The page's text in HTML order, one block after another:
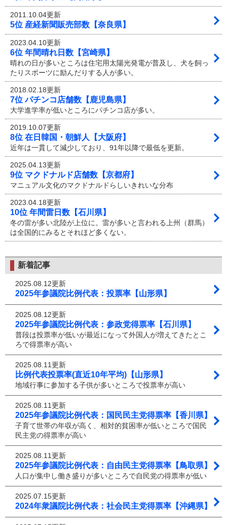
2011.10.04更新
5位 産経新聞販売部数【奈良県】
2023.04.10更新
6位 年間晴れ日数【宮崎県】
晴れの日が多いところは住宅用太陽光発電が普及し、犬を飼っ
たりスポーツに励んだりする人が多い。
2018.02.18更新
7位 パチンコ店舗数【鹿児島県】
大学進学率が低いところにパチンコ店が多い。
2019.10.07更新
8位 在日韓国・朝鮮人【大阪府】
近年は一貫して減少しており、91年以降で最低を更新。
2025.04.13更新
9位 マクドナルド店舗数【京都府】
マニュアル文化のマクドナルドらしいきれいな分布
2023.04.18更新
10位 年間雷日数【石川県】
冬の雷が多い北陸が上位に。雷が多いと言われる上州（群馬）
は全国的にみるとそれほど多くない。
新着記事
2025.08.12更新
2025年参議院比例代表：投票率【山形県】
2025.08.12更新
2025年参議院比例代表：参政党得票率【石川県】
普段は投票率が低いが最近になって外国人が増えてきたとこ
ろで得票率が高い
2025.08.11更新
比例代表投票率(直近10年平均)【山形県】
地域行事に参加する子供が多いところで投票率が高い
2025.08.11更新
2025年参議院比例代表：国民民主党得票率【香川県】
子育て世帯の年収が高く、相対的貧困率が低いところで国民
民主党の得票率が高い
2025.08.11更新
2025年参議院比例代表：自由民主党得票率【鳥取県】
人口が集中し働き盛りが多いところで自民党の得票率が低い
2025.07.15更新
2024年衆議院比例代表：社会民主党得票率【沖縄県】